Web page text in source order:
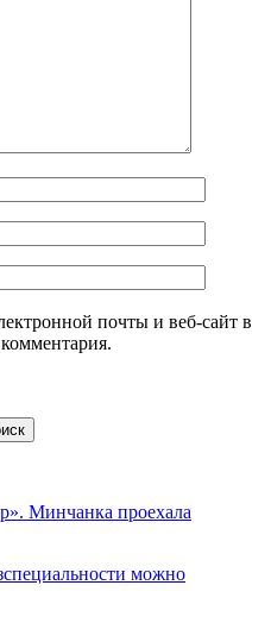
почты и веб-сайт в
Минчанка проехала
можно